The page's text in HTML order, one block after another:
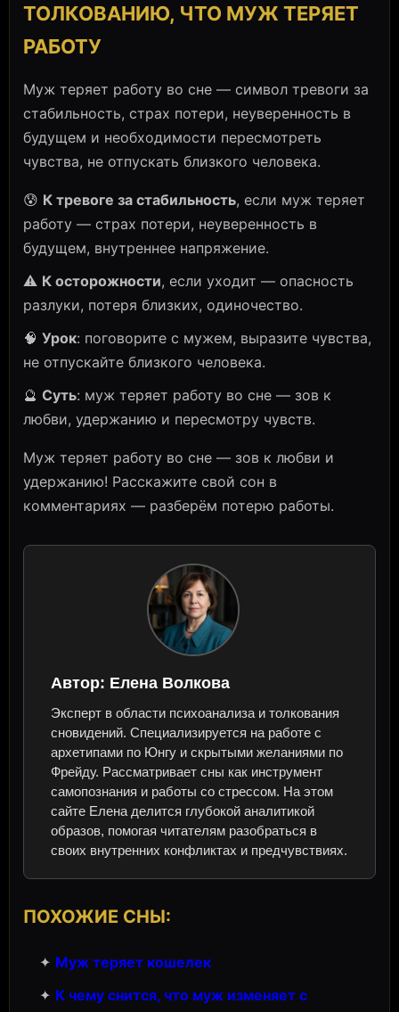
ТОЛКОВАНИЮ, ЧТО МУЖ ТЕРЯЕТ
РАБОТУ
Муж теряет работу во сне — символ тревоги за
стабильность, страх потери, неуверенность в
будущем и необходимости пересмотреть
чувства, не отпускать близкого человека.
😰 К тревоге за стабильность, если муж теряет
работу — страх потери, неуверенность в
будущем, внутреннее напряжение.
⚠️ К осторожности, если уходит — опасность
разлуки, потеря близких, одиночество.
🧠 Урок: поговорите с мужем, выразите чувства,
не отпускайте близкого человека.
🔮 Суть: муж теряет работу во сне — зов к
любви, удержанию и пересмотру чувств.
Муж теряет работу во сне — зов к любви и
удержанию! Расскажите свой сон в
комментариях — разберём потерю работы.
Автор: Елена Волкова
Эксперт в области психоанализа и толкования
сновидений. Специализируется на работе с
архетипами по Юнгу и скрытыми желаниями по
Фрейду. Рассматривает сны как инструмент
самопознания и работы со стрессом. На этом
сайте Елена делится глубокой аналитикой
образов, помогая читателям разобраться в
своих внутренних конфликтах и предчувствиях.
ПОХОЖИЕ СНЫ:
✦ Муж теряет кошелек
✦ К чему снится, что муж изменяет с